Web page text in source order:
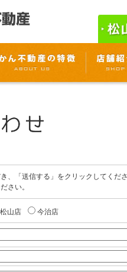
、「送信する」をクリックしてくだ
さい。
松山店 今治店